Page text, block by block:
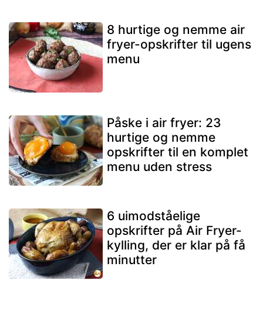
8 hurtige og nemme air
fryer-opskrifter til ugens
menu
Påske i air fryer: 23
hurtige og nemme
opskrifter til en komplet
menu uden stress
6 uimodståelige
opskrifter på Air Fryer-
kylling, der er klar på få
minutter